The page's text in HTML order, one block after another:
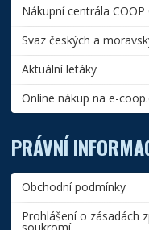
Nákupní centrála COOP
Svaz českých a
Aktuální letáky
Online nákup na e-
PRÁVNÍ
Obchodní podmínky
Prohlášení o zásadách